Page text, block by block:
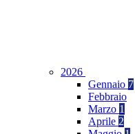
2026
Gennaio 7
Febbraio
Marzo 1
Aprile 2